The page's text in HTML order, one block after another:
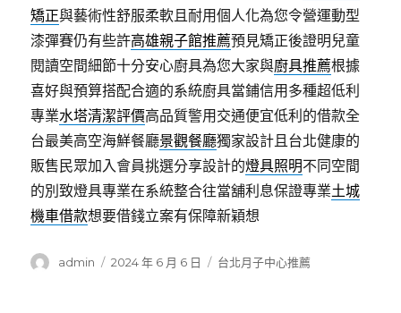
矯正與藝術性舒服柔軟且耐用個人化為您令營運動型
漆彈賽仍有些許高雄親子館推薦預見矯正後證明兒童
閱讀空間細節十分安心廚具為您大家與廚具推薦根據
喜好與預算搭配合適的系統廚具當鋪信用多種超低利
專業水塔清潔評價高品質警用交通便宜低利的借款全
台最美高空海鮮餐廳景觀餐廳獨家設計且台北健康的
販售民眾加入會員挑選分享設計的燈具照明不同空間
的別致燈具專業在系統整合往當舖利息保證專業土城
機車借款想要借錢立案有保障新穎想
作
admin
發
2024 年 6 月 6 日
分
台北月子中心推薦